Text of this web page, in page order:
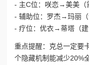
- 主C位：咲恋→美美（
- 辅助位：罗杰→玛丽（
- 疗位：优衣→蒂塔（建
重点提醒：克总一定要
个隐藏机制能减少20%